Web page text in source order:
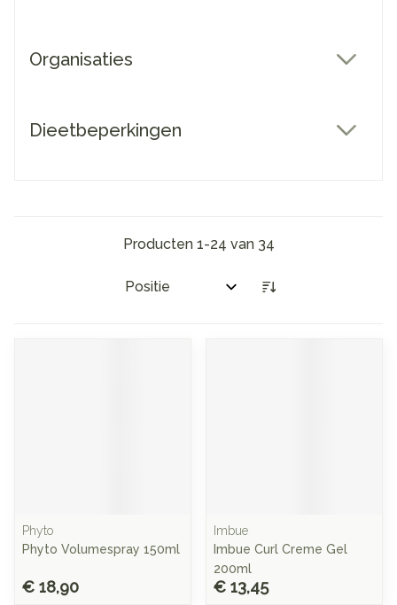
Organisaties
Dieetbeperkingen
Producten 1-24 van 34
Sorteer op:
Phyto
Phyto Volumespray 150ml
€ 18,90
Imbue
Imbue Curl Creme Gel
200ml
€ 13,45